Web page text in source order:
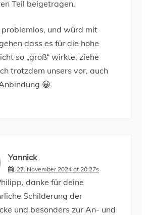
Teil beigetragen.
und würd mit
dass es für die hohe
so „groß“ wirkte, ziehe
trotzdem unsers vor, auch
😀
Yannick
27. November 2024 at 20:27s
danke für deine
Schilderung der
und besonders zur An- und